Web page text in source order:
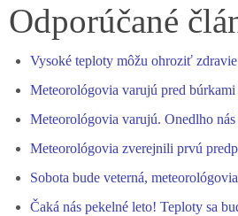
bo
ok
se
er
ts
pp
gr
m
ed
Odporúčané
Vysoké teploty môžu ohroziť
Meteorológovia varujú pred
Meteorológovia varujú. Onedlho
Meteorológovia zverejnili prvú
Sobota bude veterná,
Čaká nás pekelné leto! Teploty sa